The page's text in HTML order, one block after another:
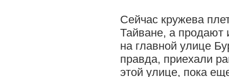
Сейчас кружева
Тайване, а продают
на главной улице
правда, приехали
этой улице, пока